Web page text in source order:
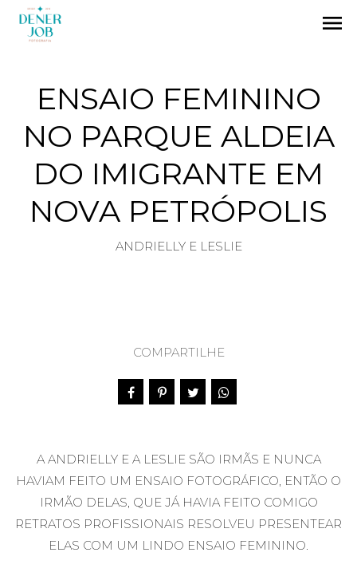
menu
ENSAIO FEMININO
NO PARQUE ALDEIA
DO IMIGRANTE EM
NOVA PETRÓPOLIS
ANDRIELLY E LESLIE
COMPARTILHE
A ANDRIELLY E A LESLIE SÃO IRMÃS E NUNCA
HAVIAM FEITO UM ENSAIO FOTOGRÁFICO, ENTÃO O
IRMÃO DELAS, QUE JÁ HAVIA FEITO COMIGO
RETRATOS PROFISSIONAIS RESOLVEU PRESENTEAR
ELAS COM UM LINDO ENSAIO FEMININO.